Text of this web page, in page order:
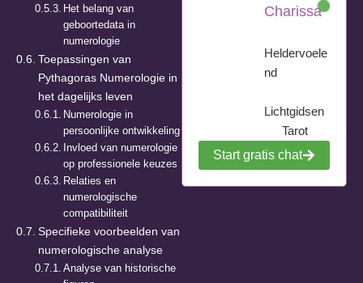
Het belang van
geboortedata in
numerologie
Toepassingen van
Pythagoras Numerologie in
het dagelijks leven
Numerologie in
persoonlijke ontwikkeling
Invloed van numerologie
op professionele keuzes
Relaties en
numerologische
compatibiliteit
Specifieke voorbeelden van
numerologische analyse
Analyse van historische
Charissa
Heldervoele
nd
Lichtgidsen
Tarot
Start gratis chat